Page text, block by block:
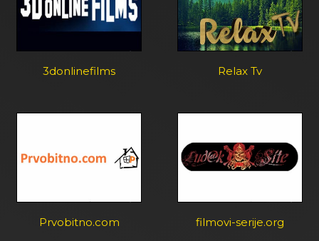
3donlinefilms Relax Tv
Prvobitno.com filmovi-serije.org